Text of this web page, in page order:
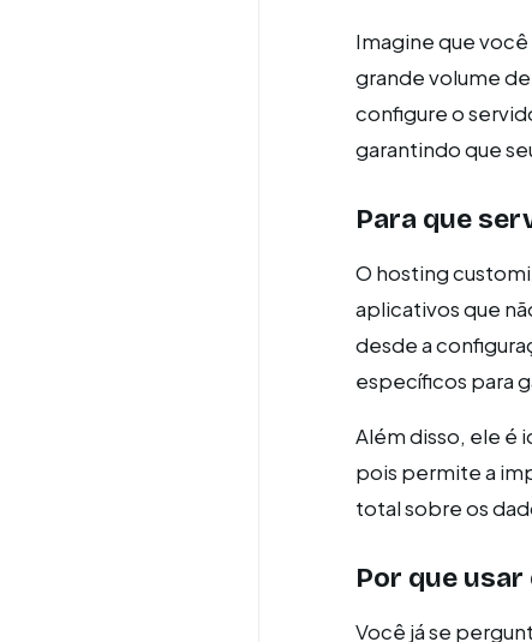
Imagine que
grande volume
configure o
garantindo que
Para que
O hosting
aplicativos que
desde a
específicos para
Além disso, ele é
pois permite a
total sobre os
Por que
Você já se